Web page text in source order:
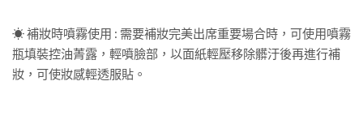
☀ 補妝時噴霧使用 : 需要補妝完美出席重要場合時，可使用噴霧
瓶填裝控油菁露，輕噴臉部，以面紙輕壓移除髒汙後再進行補
妝，可使妝感輕透服貼。